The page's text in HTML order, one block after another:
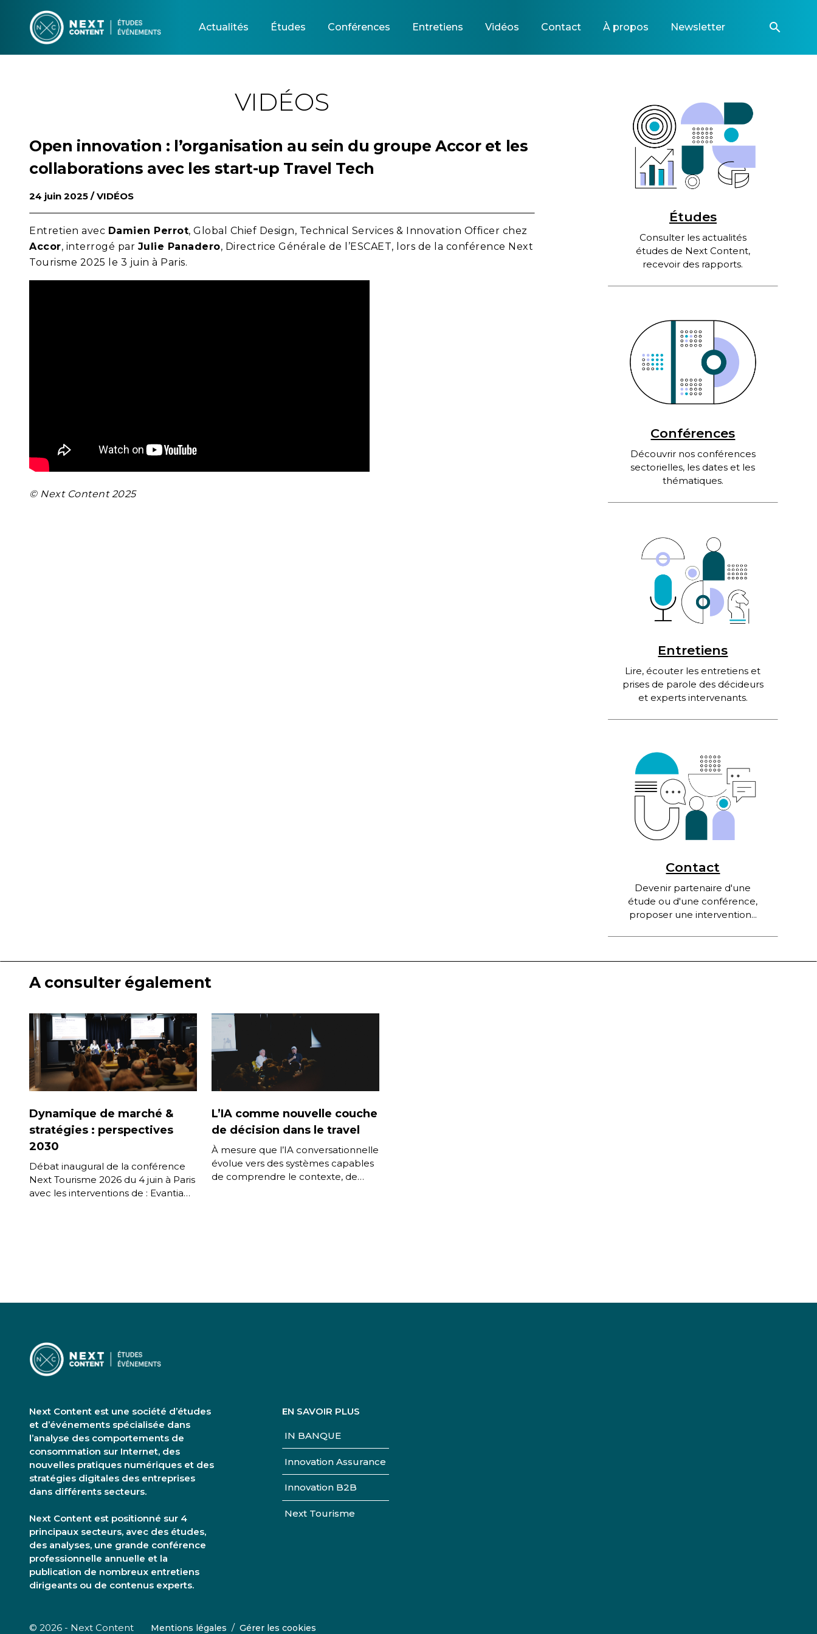
content
Actualités Études Conférences Entretiens Vidéos Contact À propos Newsletter search
VIDÉOS
Open innovation : l’organisation au sein du groupe Accor et les
collaborations avec les start-up Travel Tech
24 juin 2025 /VIDÉOS
Entretien avec Damien Perrot, Global Chief Design, Technical Services & Innovation Officer chez
Accor, interrogé par Julie Panadero, Directrice Générale de l’ESCAET, lors de la conférence Next
Tourisme 2025 le 3 juin à Paris.
© Next Content 2025
Études
Consulter les actualités
études de Next Content,
recevoir des rapports.
Conférences
Découvrir nos conférences
sectorielles, les dates et les
thématiques.
Entretiens
Lire, écouter les entretiens et
prises de parole des décideurs
et experts intervenants.
Contact
Devenir partenaire d'une
étude ou d'une conférence,
proposer une intervention...
A consulter également
Dynamique de marché &
stratégies : perspectives
2030
Débat inaugural de la conférence
Next Tourisme 2026 du 4 juin à Paris
avec les interventions de : Evantia
L’IA comme nouvelle couche
de décision dans le travel
À mesure que l’IA conversationnelle
évolue vers des systèmes capables
de comprendre le contexte, de
Next Content est une société d’études
et d’événements spécialisée dans
l’analyse des comportements de
consommation sur Internet, des
nouvelles pratiques numériques et des
stratégies digitales des entreprises
dans différents secteurs.
Next Content est positionné sur 4
principaux secteurs, avec des études,
des analyses, une grande conférence
professionnelle annuelle et la
publication de nombreux entretiens
dirigeants ou de contenus experts.
EN SAVOIR PLUS
IN BANQUE
Innovation Assurance
Innovation B2B
Next Tourisme
© 2026 - Next Content Mentions légales / Gérer les cookies